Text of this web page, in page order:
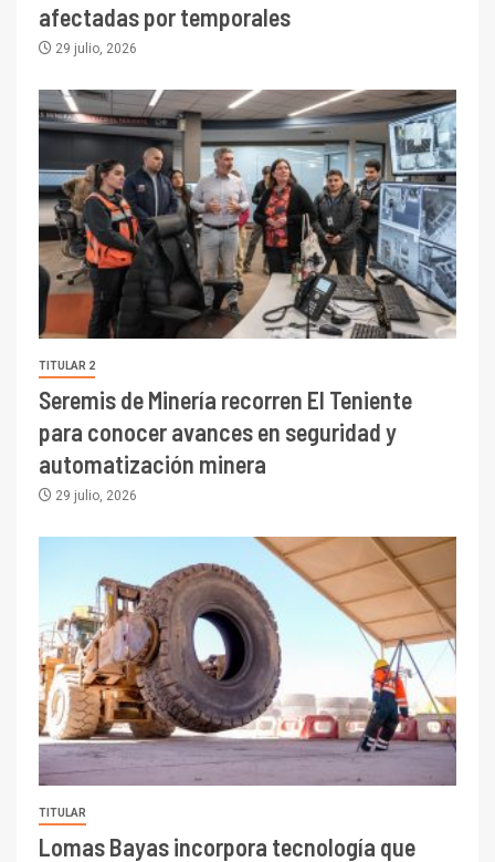
afectadas por temporales
29 julio, 2026
TITULAR 2
Seremis de Minería recorren El Teniente
para conocer avances en seguridad y
automatización minera
29 julio, 2026
TITULAR
Lomas Bayas incorpora tecnología que